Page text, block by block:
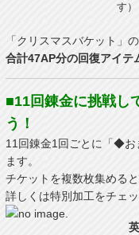
す）
「クリスマスバケット」
合計47AP分の回復アイテ
■11回錬金に挑戦し
う！
11回錬金1回ごとに「◆お
ます。
チケットを複数枚集めると
詳しくは特別加工をチェ